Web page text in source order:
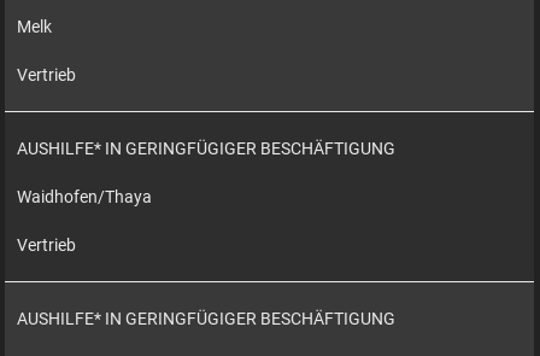
Melk
Vertrieb
AUSHILFE* IN GERINGFÜGIGER BESCHÄFTIGUNG
Waidhofen/Thaya
Vertrieb
AUSHILFE* IN GERINGFÜGIGER BESCHÄFTIGUNG